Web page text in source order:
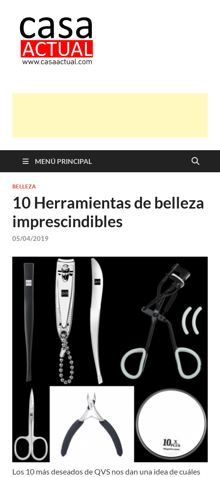
MENÚ PRINCIPAL
BELLEZA
10 Herramientas de belleza
imprescindibles
05/04/2019
Los 10 más deseados de QVS nos dan una idea de cuáles